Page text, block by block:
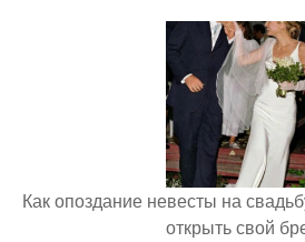
Как опоздание невесты на
открыть свой